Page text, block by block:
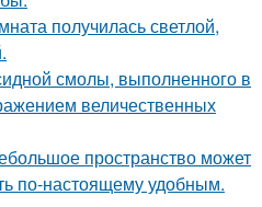
получилась светлой,
смолы, выполненного в
величественных
пространство может
по-настоящему удобным.